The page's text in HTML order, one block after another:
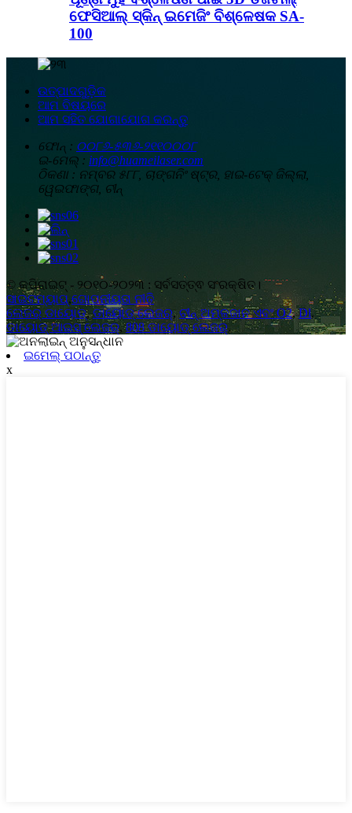
ଫେସିଆଲ୍ ସ୍କିନ୍ ଇମେଜିଂ ବିଶ୍ଳେଷକ SA-
100
ଉତ୍ପାଦଗୁଡ଼ିକ
ଆମ ବିଷୟରେ
ଆମ ସହିତ ଯୋଗାଯୋଗ କରନ୍ତୁ
ଫୋନ୍ : ୦୦୮୬-୫୩୬-୨୧୧୦୦୦୮
ଇ-ମେଲ୍ : info@huameilaser.com
ଠିକଣା : ନମ୍ବର ୫୮୮, ଚାଙ୍ଗନିଂ ଷ୍ଟ୍ର, ହାଇ-ଟେକ୍ ଜିଲ୍ଲା,
ୱେଇଫାଙ୍ଗ, ଚୀନ୍
© କପିରାଇଟ୍ - ୨୦୧୦-୨୦୨୩ : ସର୍ବସତ୍ତ୍ଵ ସଂରକ୍ଷିତ।
ସାଇଟମ୍ୟାପ୍,ଗୋପନୀୟତା ନୀତି
ଲେଜର୍ ଡାୟୋଡ୍,ଡାୟୋଡ୍ ଲେଜର୍, ଚୀନ୍ ଅମ୍ଳଜାନ ଏବଂ O2,Dl,
ଡାୟୋଡ୍ ଆଇସ୍ ଲେଜର୍,808 ଡାୟୋଡ୍ ଲେଜର୍,
ଇମେଲ୍ ପଠାନ୍ତୁ
x